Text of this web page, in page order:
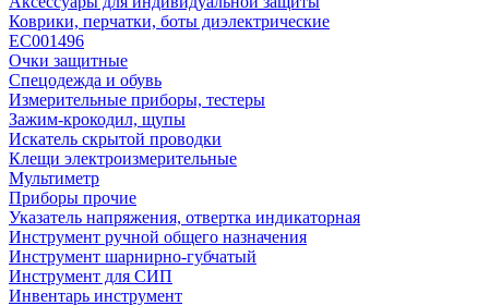
Коврики, перчатки, боты диэлектрические
EC001496
Очки защитные
Спецодежда и обувь
Измерительные приборы, тестеры
Зажим-крокодил, щупы
Искатель скрытой проводки
Клещи электроизмерительные
Мультиметр
Приборы прочие
Указатель напряжения, отвертка индикаторная
Инструмент ручной общего назначения
Инструмент шарнирно-губчатый
Инструмент для СИП
Инвентарь инструмент